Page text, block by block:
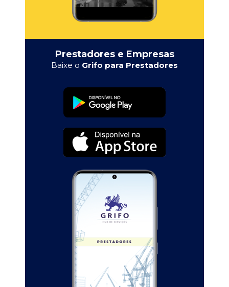
Prestadores e Empresas
Baixe o Grifo para Prestadores